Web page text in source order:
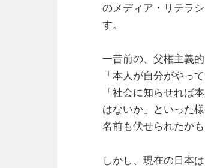
のメディア・リテラ
す。
一昔前の、父権主義
「本人が自分がやっ
「社会に知らせれば
はないか」といった
名前も伏せられたかも
しかし、現在の日本